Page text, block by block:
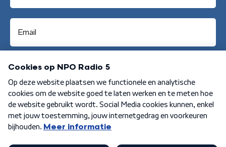
Aanmelden
Algemene voorwaarden